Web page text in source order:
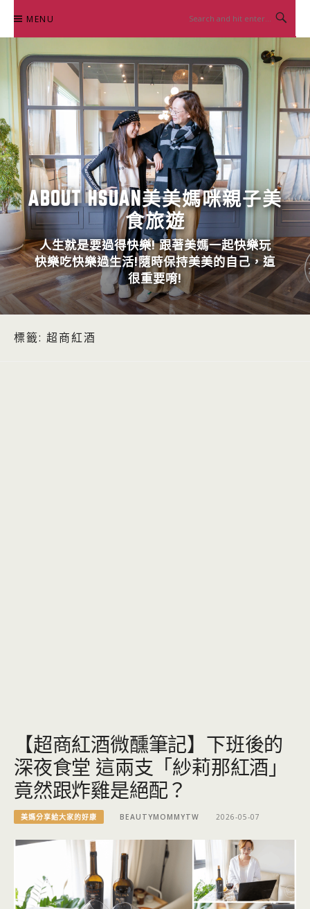
content
MENU
ABOUT HSUAN美美媽咪親子美
食旅遊
人生就是要過得快樂! 跟著美媽一起快樂玩
快樂吃快樂過生活!隨時保持美美的自己，這
很重要唷!
標籤: 超商紅酒
【超商紅酒微醺筆記】下班後的
深夜食堂 這兩支「紗莉那紅酒」
竟然跟炸雞是絕配？
美媽分享給大家的好康 BEAUTYMOMMYTW 2026-05-07